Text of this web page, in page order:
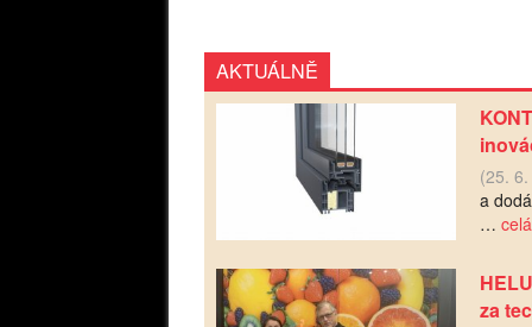
AKTUÁLNĚ
(25.
a
…
za